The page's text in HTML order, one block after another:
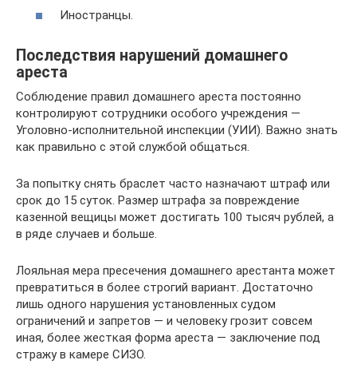
Иностранцы.
Последствия нарушений домашнего
ареста
Соблюдение правил домашнего ареста постоянно
контролируют сотрудники особого учреждения —
Уголовно-исполнительной инспекции (УИИ). Важно знать
как правильно с этой службой общаться.
За попытку снять браслет часто назначают штраф или
срок до 15 суток. Размер штрафа за повреждение
казенной вещицы может достигать 100 тысяч рублей, а
в ряде случаев и больше.
Лояльная мера пресечения домашнего арестанта может
превратиться в более строгий вариант. Достаточно
лишь одного нарушения установленных судом
ограничений и запретов — и человеку грозит совсем
иная, более жесткая форма ареста — заключение под
стражу в камере СИЗО.